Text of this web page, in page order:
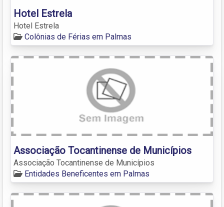
Hotel Estrela
Hotel Estrela
Colônias de Férias em Palmas
Associação Tocantinense de Municípios
Associação Tocantinense de Municípios
Entidades Beneficentes em Palmas